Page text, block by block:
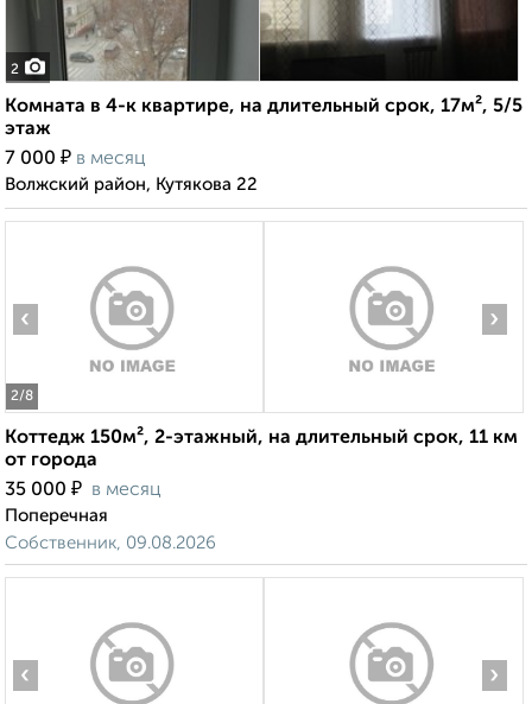
2
Комната в 4-к квартире, на длительный срок, 17м², 5/5
этаж
7 000 ₽ в месяц
Волжский район, Кутякова 22
2/8
‹ ›
Коттедж 150м², 2-этажный, на длительный срок, 11 км
от города
35 000 ₽ в месяц
Поперечная
Собственник, 09.08.2026
‹ ›